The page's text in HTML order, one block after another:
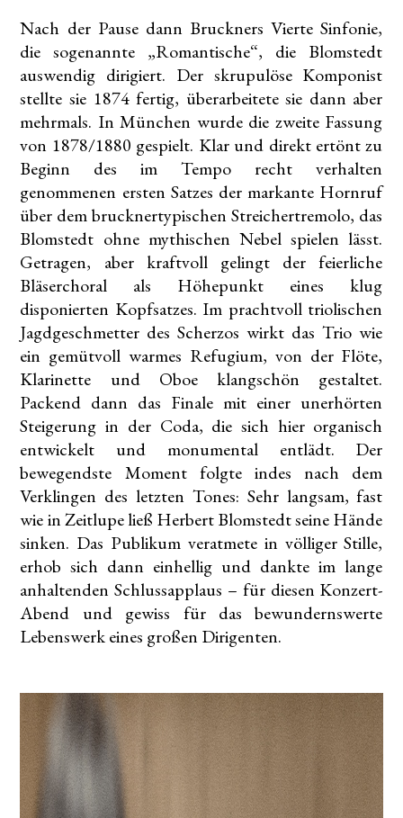
Nach der Pause dann Bruckners Vierte Sinfonie,
die sogenannte „Romantische“, die Blomstedt
auswendig dirigiert. Der skrupulöse Komponist
stellte sie 1874 fertig, überarbeitete sie dann aber
mehrmals. In München wurde die zweite Fassung
von 1878/1880 gespielt. Klar und direkt ertönt zu
Beginn des im Tempo recht verhalten
genommenen ersten Satzes der markante Hornruf
über dem brucknertypischen Streichertremolo, das
Blomstedt ohne mythischen Nebel spielen lässt.
Getragen, aber kraftvoll gelingt der feierliche
Bläserchoral als Höhepunkt eines klug
disponierten Kopfsatzes. Im prachtvoll triolischen
Jagdgeschmetter des Scherzos wirkt das Trio wie
ein gemütvoll warmes Refugium, von der Flöte,
Klarinette und Oboe klangschön gestaltet.
Packend dann das Finale mit einer unerhörten
Steigerung in der Coda, die sich hier organisch
entwickelt und monumental entlädt. Der
bewegendste Moment folgte indes nach dem
Verklingen des letzten Tones: Sehr langsam, fast
wie in Zeitlupe ließ Herbert Blomstedt seine Hände
sinken. Das Publikum veratmete in völliger Stille,
erhob sich dann einhellig und dankte im lange
anhaltenden Schlussapplaus – für diesen Konzert-
Abend und gewiss für das bewundernswerte
Lebenswerk eines großen Dirigenten.